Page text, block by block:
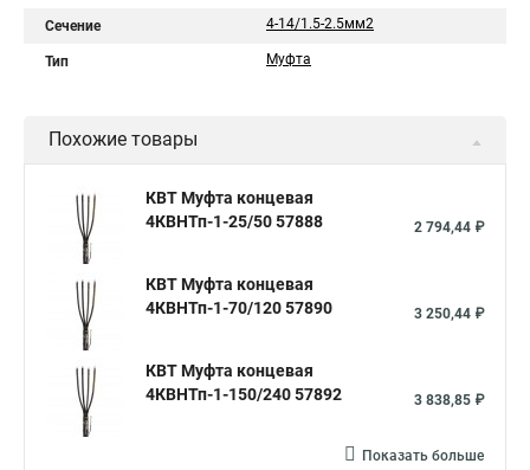
Сечение 4-14/1.5-2.5мм2
Тип Муфта
Похожие товары
КВТ Муфта концевая
4КВНТп-1-25/50 57888
2 794,44 ₽
КВТ Муфта концевая
4КВНТп-1-70/120 57890
3 250,44 ₽
КВТ Муфта концевая
4КВНТп-1-150/240 57892
3 838,85 ₽
Показать больше